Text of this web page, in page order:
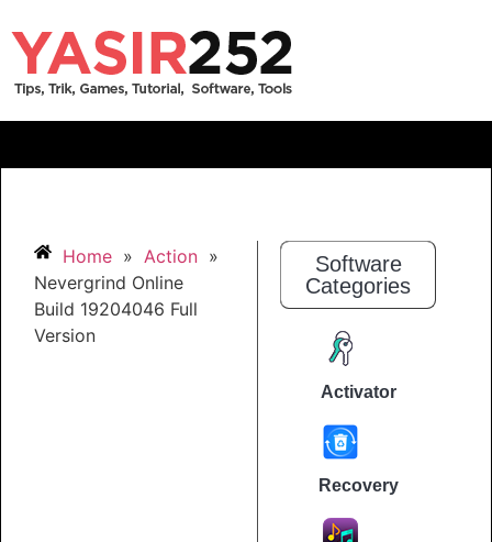
Home » Action »
Nevergrind Online
Build 19204046 Full
Version
Software
Categories
Activator
Recovery